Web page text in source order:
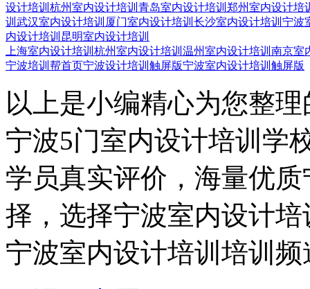
设计培训 杭州室内设计培训 青岛室内设计培训 郑州室内设计培
训 武汉室内设计培训 厦门室内设计培训 长沙室内设计培训 宁波
内设计培训 昆明室内设计培训
上海室内设计培训 杭州室内设计培训 温州室内设计培训 南京室
宁波培训帮首页宁波设计培训触屏版宁波室内设计培训触屏版
以上是小编精心为您整
宁波5门室内设计培训学
学员真实评价，海量优
择，选择宁波室内设计
宁波室内设计培训培训频